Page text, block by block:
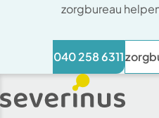
zorgbureau
040 258 6311